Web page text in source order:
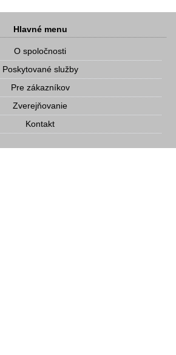
Hlavné menu
O spoločnosti
Poskytované služby
Pre zákazníkov
Zverejňovanie
Kontakt